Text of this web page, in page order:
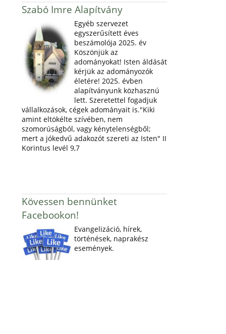
Szabó Imre Alapítvány
Egyéb szervezet
egyszerűsített éves
beszámolója 2025. év
Köszönjük az
adományokat! Isten áldását
kérjük az adományozók
életére! 2025. évben
alapítványunk közhasznú
lett. Szeretettel fogadjuk
vállalkozások, cégek adományait is."Kiki
amint eltökélte szívében, nem
szomorúságból, vagy kénytelenségből;
mert a jókedvű adakozót szereti az Isten" II
Korintus levél 9,7
Kövessen bennünket
Facebookon!
Evangelizáció, hírek,
történések, naprakész
események.